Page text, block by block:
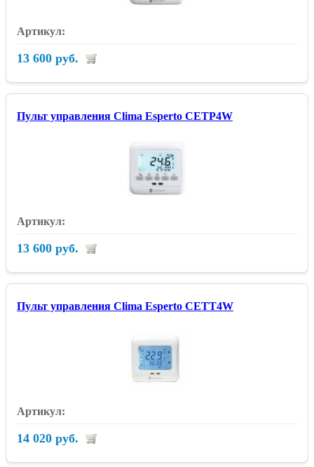
13 600 руб.
Пульт управления Clima Esperto CETP4W
13 600 руб.
Пульт управления Clima Esperto CETT4W
14 020 руб.